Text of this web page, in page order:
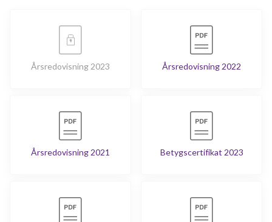
Årsredovisning 2023 Årsredovisning 2022
Årsredovisning 2021 Betygscertifikat 2023